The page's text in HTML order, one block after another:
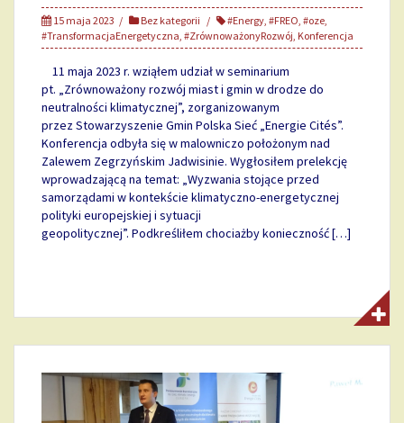
15 maja 2023 Bez kategorii #Energy #FREO #oze
#TransformacjaEnergetyczna #ZrównoważonyRozwój Konferencja
11 maja 2023 r. wziąłem udział w seminarium
pt. „Zrównoważony rozwój miast i gmin w drodze do
neutralności klimatycznej”, zorganizowanym
przez Stowarzyszenie Gmin Polska Sieć „Energie Cités”.
Konferencja odbyła się w malowniczo położonym nad
Zalewem Zegrzyńskim Jadwisinie. Wygłosiłem prelekcję
wprowadzającą na temat: „Wyzwania stojące przed
samorządami w kontekście klimatyczno-energetycznej
polityki europejskiej i sytuacji
geopolitycznej”. Podkreśliłem chociażby konieczność […]